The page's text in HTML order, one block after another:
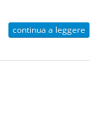
continua a leggere